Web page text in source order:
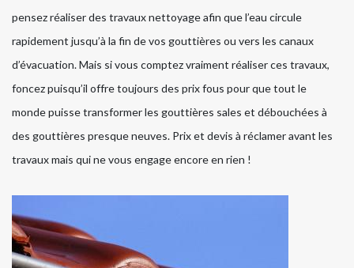
pensez réaliser des travaux nettoyage afin que l’eau circule
rapidement jusqu’à la fin de vos gouttières ou vers les canaux
d’évacuation. Mais si vous comptez vraiment réaliser ces travaux,
foncez puisqu’il offre toujours des prix fous pour que tout le
monde puisse transformer les gouttières sales et débouchées à
des gouttières presque neuves. Prix et devis à réclamer avant les
travaux mais qui ne vous engage encore en rien !